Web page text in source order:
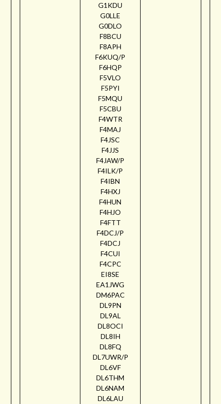
G1KDU
G0LLE
G0DLO
F8BCU
F8APH
F6KUQ/P
F6HQP
F5VLO
F5PYI
F5MQU
F5CBU
F4WTR
F4MAJ
F4JSC
F4JJS
F4JAW/P
F4ILK/P
F4IBN
F4HXJ
F4HUN
F4HJO
F4FTT
F4DCJ/P
F4DCJ
F4CUI
F4CPC
EI8SE
EA1JWG
DM6PAC
DL9PN
DL9AL
DL8OCI
DL8IH
DL8FQ
DL7UWR/P
DL6VF
DL6THM
DL6NAM
DL6LAU